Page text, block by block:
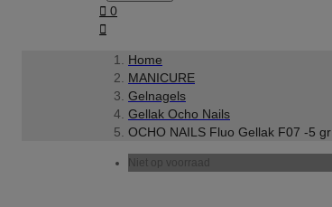
 0

Home
MANICURE
Gelnagels
Gellak Ocho Nails
OCHO NAILS Fluo Gellak F07 -5 gr
Niet op voorraad